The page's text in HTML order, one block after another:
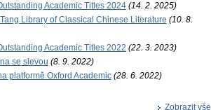
Academic Titles 2024 (14. 2. 2025)
Library of Classical Chinese Literature (10. 8.
Academic Titles 2022 (22. 3. 2023)
se slevou (8. 9. 2022)
platformě Oxford Academic (28. 6. 2022)
Zobrazit vše